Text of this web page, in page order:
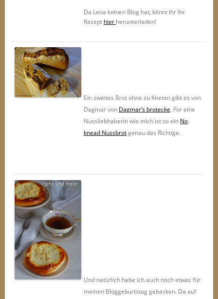
Da Lena keinen Blog hat, könnt ihr ihr
Rezept hier herunterladen!
Ein zweites Brot ohne zu Kneten gibt es von
Dagmar von Dagmar’s brotecke. Für eine
Nussliebhaberin wie mich ist so ein No
knead Nussbrotgenau das Richtige.
Und natürlich habe ich auch noch etwas für
meinen Bloggeburtstag gebacken. Da auf